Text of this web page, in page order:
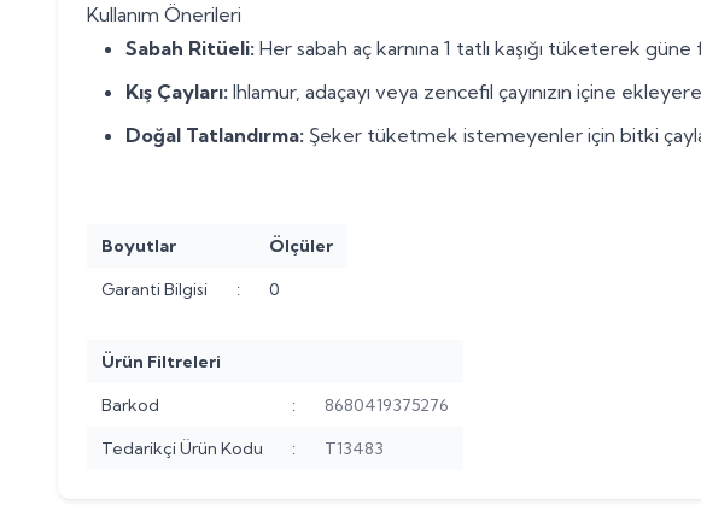
Kullanım Önerileri
Sabah Ritüeli: Her sabah aç karnına 1 tatlı kaşığı tüketerek
Kış Çayları: Ihlamur, adaçayı veya zencefil çayınızın içine
Doğal Tatlandırma: Şeker tüketmek istemeyenler için bitki
Boyutlar
Ölçüler
Garanti Bilgisi
: 0
Ürün Filtreleri
Barkod
:
8680419375276
Tedarikçi Ürün Kodu
: T13483